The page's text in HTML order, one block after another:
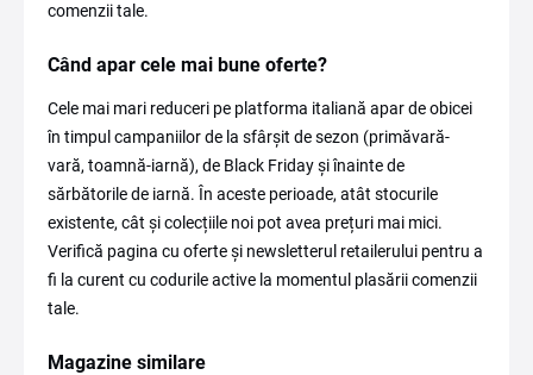
comenzii tale.
Când apar cele mai bune oferte?
Cele mai mari reduceri pe platforma italiană apar de obicei
în timpul campaniilor de la sfârșit de sezon (primăvară-
vară, toamnă-iarnă), de Black Friday și înainte de
sărbătorile de iarnă. În aceste perioade, atât stocurile
existente, cât și colecțiile noi pot avea prețuri mai mici.
Verifică pagina cu oferte și newsletterul retailerului pentru a
fi la curent cu codurile active la momentul plasării comenzii
tale.
Magazine similare